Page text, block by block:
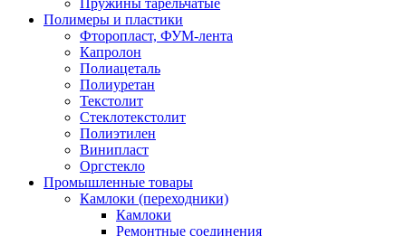
Пружины тарельчатые
Полимеры и пластики
Фторопласт, ФУМ-лента
Капролон
Полиацеталь
Полиуретан
Текстолит
Стеклотекстолит
Полиэтилен
Винипласт
Оргстекло
Промышленные товары
Камлоки (переходники)
Камлоки
Ремонтные соединения